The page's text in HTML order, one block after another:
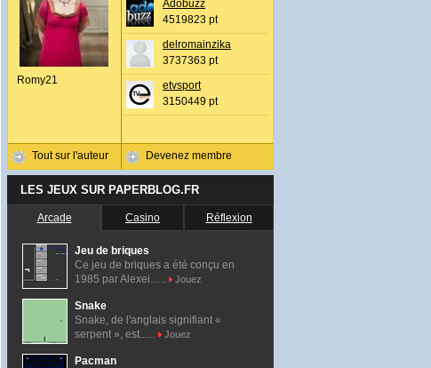
Romy21
Tout sur l'auteur
Adobuzz
4519823 pt
delromainzika
3737363 pt
etvsport
3150449 pt
Devenez membre
LES JEUX SUR PAPERBLOG.FR
Arcade Casino Réflexion
Jeu de briques
Ce jeu de briques a été conçu en
1985 par Alexei......
Jouez
Snake
Snake, de l'anglais signifiant «
serpent », est......
Jouez
Pacman